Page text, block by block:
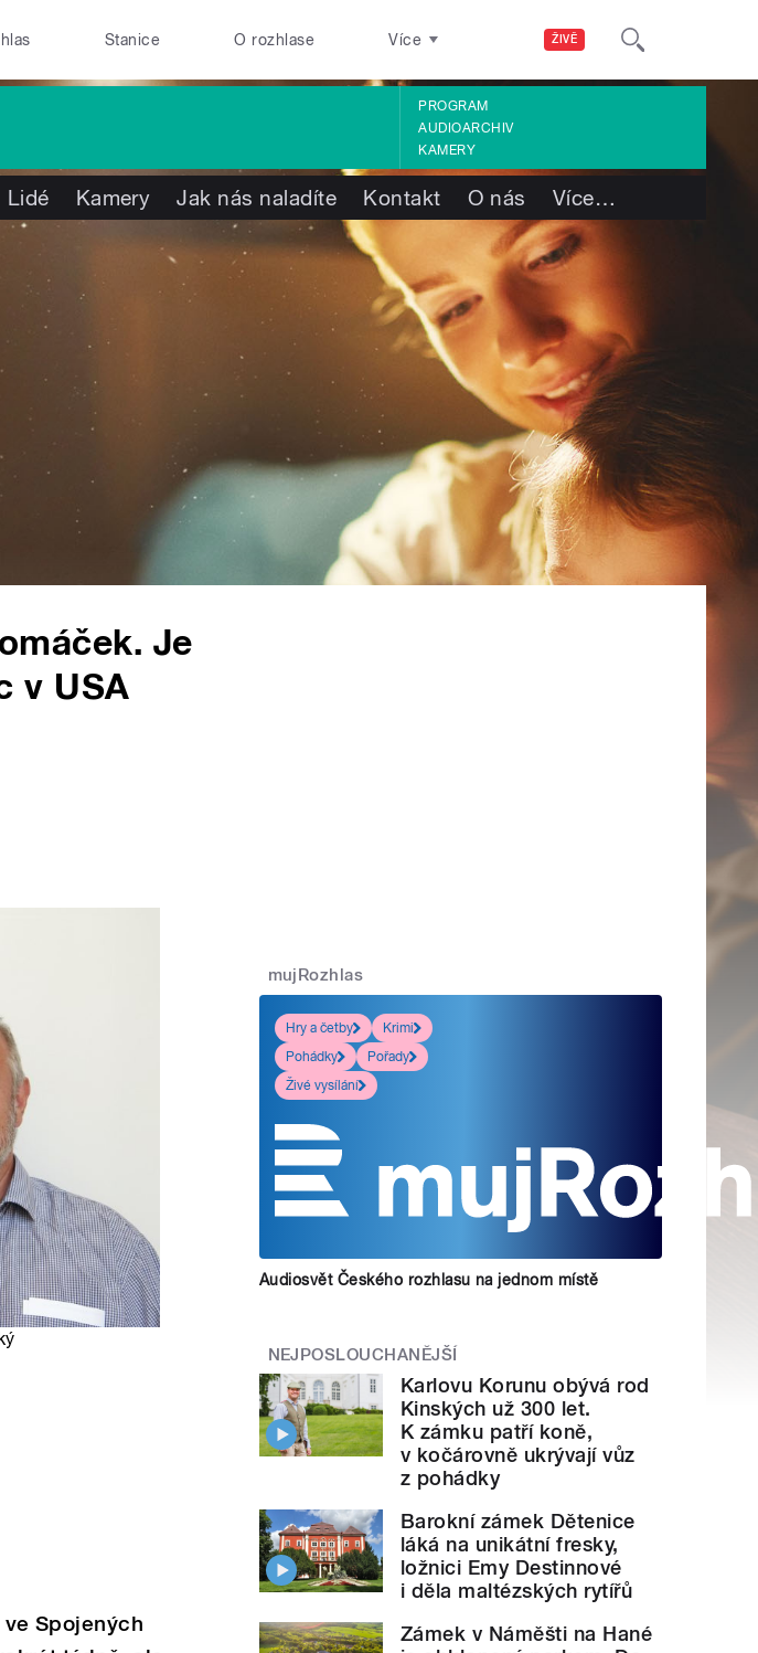
ŽIVĚ
Stanice O rozhlase Více
PROGRAM
AUDIOARCHIV
KAMERY
Lidé Kamery Jak nás naladíte Kontakt O nás Více…
Je
v USA
Spojených
mujRozhlas
Hry a četby
Krimi
Pohádky
Pořady
Živé vysílání
Audiosvět Českého rozhlasu na jednom místě
NEJPOSLOUCHANĚJŠÍ
Karlovu Korunu obývá rod
Kinských už 300 let.
K zámku patří koně,
v kočárovně ukrývají vůz
z pohádky
Barokní zámek Dětenice
láká na unikátní fresky,
ložnici Emy Destinnové
i děla maltézských rytířů
Zámek v Náměšti na Hané